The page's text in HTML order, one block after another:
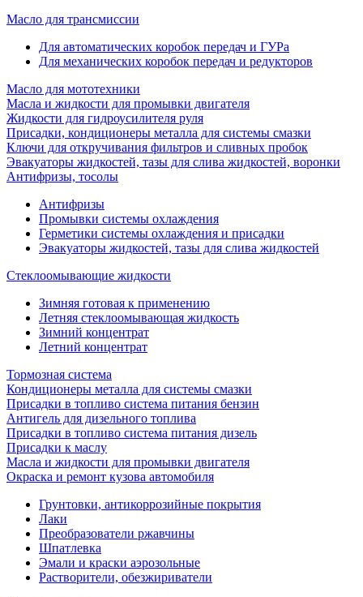
Масло для трансмиссии
Для автоматических коробок передач и ГУРа
Для механических коробок передач и редукторов
Масло для мототехники
Масла и жидкости для промывки двигателя
Жидкости для гидроусилителя руля
Присадки, кондиционеры металла для системы смазки
Ключи для откручивания фильтров и сливных пробок
Эвакуаторы жидкостей, тазы для слива жидкостей, воронки
Антифризы, тосолы
Антифризы
Промывки системы охлаждения
Герметики системы охлаждения и присадки
Эвакуаторы жидкостей, тазы для слива жидкостей
Стеклоомывающие жидкости
Зимняя готовая к применению
Летняя стеклоомывающая жидкость
Зимний концентрат
Летний концентрат
Тормозная система
Кондиционеры металла для системы смазки
Присадки в топливо система питания бензин
Антигель для дизельного топлива
Присадки в топливо система питания дизель
Присадки к маслу
Масла и жидкости для промывки двигателя
Окраска и ремонт кузова автомобиля
Грунтовки, антикоррозийные покрытия
Лаки
Преобразователи ржавчины
Шпатлевка
Эмали и краски аэрозольные
Растворители, обезжириватели